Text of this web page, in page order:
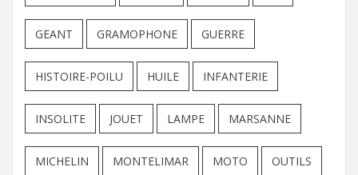
GEANT GRAMOPHONE GUERRE
HISTOIRE-POILU HUILE INFANTERIE
INSOLITE JOUET LAMPE MARSANNE
MICHELIN MONTELIMAR MOTO OUTILS